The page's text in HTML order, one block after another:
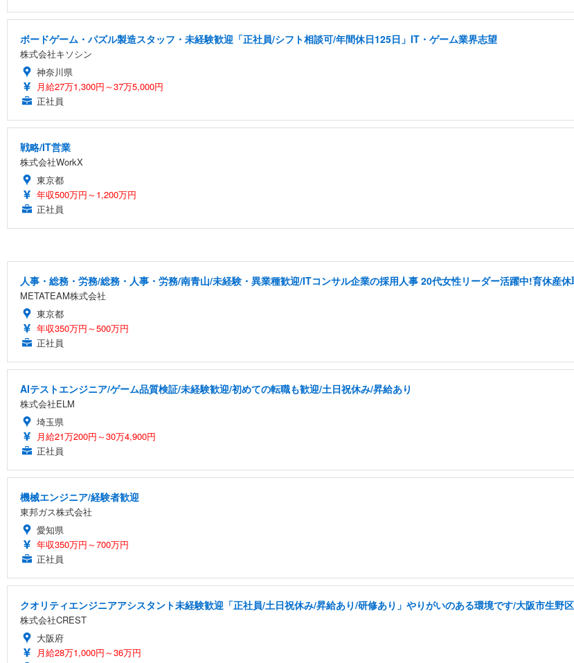
ボードゲーム・パズル製造スタッフ・未経験歓迎「正社員/シフト相談可/年間休日125日」IT・ゲーム業界志望
株式会社キソシン
神奈川県
月給27万1,300円～37万5,000円
正社員
戦略/IT営業
株式会社WorkX
東京都
年収500万円～1,200万円
正社員
人事・総務・労務/総務・人事・労務/南青山/未経験・異業種歓迎/ITコンサル企業の採用人事 20代女性リーダー活躍中!育休産
METATEAM株式会社
東京都
年収350万円～500万円
正社員
AIテストエンジニア/ゲーム品質検証/未経験歓迎/初めての転職も歓迎/土日祝休み/昇給あり
株式会社ELM
埼玉県
月給21万200円～30万4,900円
正社員
機械エンジニア/経験者歓迎
東邦ガス株式会社
愛知県
年収350万円～700万円
正社員
クオリティエンジニアアシスタント未経験歓迎「正社員/土日祝休み/昇給あり/研修あり」やりがいのある環境です/大阪市生野
株式会社CREST
大阪府
月給28万1,000円～36万円